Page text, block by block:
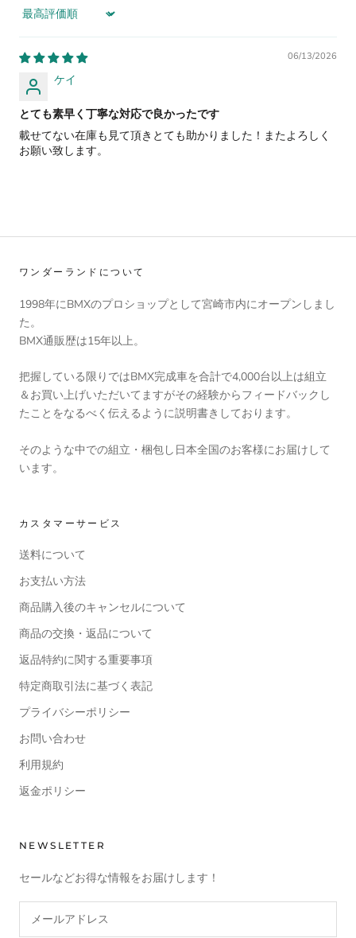
Sort by
06/13/2026
ケイ
とても素早く丁寧な対応で良かったです
載せてない在庫も見て頂きとても助かりました！またよろしく
お願い致します。
ワンダーランドについて
1998年にBMXのプロショップとして宮崎市内にオープンしまし
た。
BMX通販歴は15年以上。
把握している限りではBMX完成車を合計で4,000台以上は組立
＆お買い上げいただいてますがその経験からフィードバックし
たことをなるべく伝えるように説明書きしております。
そのような中での組立・梱包し日本全国のお客様にお届けして
います。
カスタマーサービス
送料について
お支払い方法
商品購入後のキャンセルについて
商品の交換・返品について
返品特約に関する重要事項
特定商取引法に基づく表記
プライバシーポリシー
お問い合わせ
利用規約
返金ポリシー
NEWSLETTER
セールなどお得な情報をお届けします！